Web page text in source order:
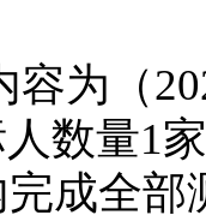
容为（
数量1
完成全